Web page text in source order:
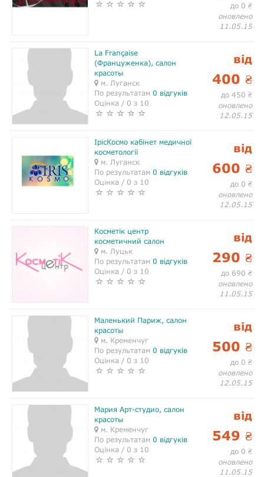
до 0 ₴
оновлено
11.05.15
La Française
(Француженка), салон
красоты
м. Луганск
По результатам 0 відгуків
Оцінка / 0 з 10
від
400 ₴
до 450 ₴
оновлено
12.05.15
ІрісКосмо кабінет медичної
косметології
м. Луганск
По результатам 0 відгуків
Оцінка / 0 з 10
від
600 ₴
до 0 ₴
оновлено
12.05.15
Косметік центр
косметичний салон
м. Луцьк
По результатам 0 відгуків
Оцінка / 0 з 10
від
290 ₴
до 690 ₴
оновлено
11.05.15
Маленький Париж, салон
красоты
м. Кременчуг
По результатам 0 відгуків
Оцінка / 0 з 10
від
500 ₴
до 0 ₴
оновлено
12.05.15
Мария Арт-студио, салон
красоты
м. Кременчуг
По результатам 0 відгуків
Оцінка / 0 з 10
від
549 ₴
до 0 ₴
оновлено
11.05.15